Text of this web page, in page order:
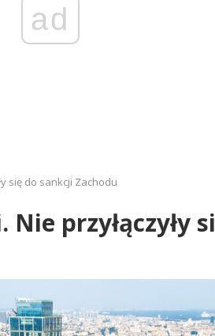
ad
się do sankcji Zachodu
przyłączyły